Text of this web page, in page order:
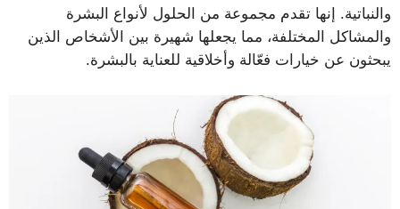
والنباتية. إنها تقدم مجموعة من الحلول لأنواع البشرة
والمشاكل المختلفة، مما يجعلها شهيرة بين الأشخاص الذين
يبحثون عن خيارات فعّالة وأخلاقية للعناية بالبشرة.